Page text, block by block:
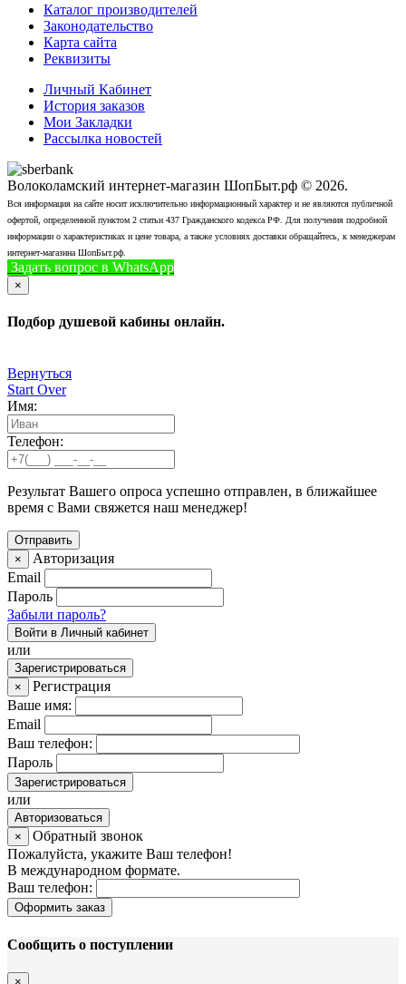
Каталог производителей
Законодательство
Карта сайта
Реквизиты
Личный Кабинет
История заказов
Мои Закладки
Рассылка новостей
Волоколамский интернет-магазин ШопБыт.рф © 2026.
Вся информация на сайте носит исключительно информационный характер и не являются публичной
офертой, определенной пунктом 2 статьи 437 Гражданского кодекса РФ. Для получения подробной
информации о характеристиках и цене товара, а также условиях доставки обращайтесь, к менеджерам
интернет-магазина ШопБыт.рф.
Задать вопрос в WhatsApp
×
Подбор душевой кабины онлайн.
Вернуться
Start Over
Имя:
Телефон:
Результат Вашего опроса успешно отправлен, в ближайшее
время с Вами свяжется наш менеджер!
×
Авторизация
Email
Пароль
Забыли пароль?
Войти в Личный кабинет
или
Зарегистрироваться
×
Регистрация
Ваше имя:
Email
Ваш телефон:
Пароль
Зарегистрироваться
или
Авторизоваться
×
Обратный звонок
Пожалуйста, укажите Ваш телефон!
В международном формате.
Ваш телефон:
Оформить заказ
Сообщить о поступлении